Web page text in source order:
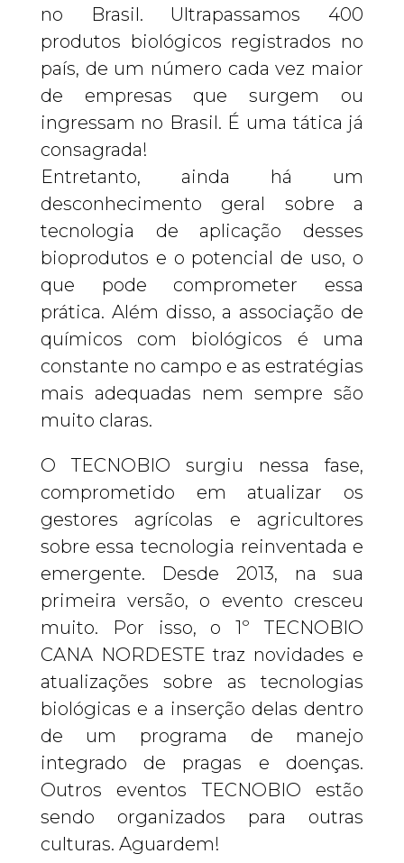
no Brasil. Ultrapassamos 400
produtos biológicos registrados no
país, de um número cada vez maior
de empresas que surgem ou
ingressam no Brasil. É uma tática já
consagrada!
Entretanto, ainda há um
desconhecimento geral sobre a
tecnologia de aplicação desses
bioprodutos e o potencial de uso, o
que pode comprometer essa
prática. Além disso, a associação de
químicos com biológicos é uma
constante no campo e as estratégias
mais adequadas nem sempre são
muito claras.
O TECNOBIO surgiu nessa fase,
comprometido em atualizar os
gestores agrícolas e agricultores
sobre essa tecnologia reinventada e
emergente. Desde 2013, na sua
primeira versão, o evento cresceu
muito. Por isso, o 1º TECNOBIO
CANA NORDESTE traz novidades e
atualizações sobre as tecnologias
biológicas e a inserção delas dentro
de um programa de manejo
integrado de pragas e doenças.
Outros eventos TECNOBIO estão
sendo organizados para outras
culturas. Aguardem!